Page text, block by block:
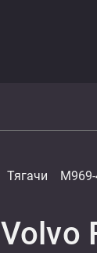
Тягачи
Volvo